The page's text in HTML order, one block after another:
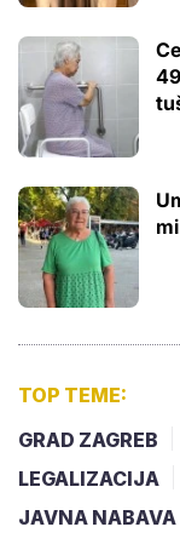
TOP TEME:
GRAD ZAGREB
LEGALIZACIJA
JAVNA NABAVA